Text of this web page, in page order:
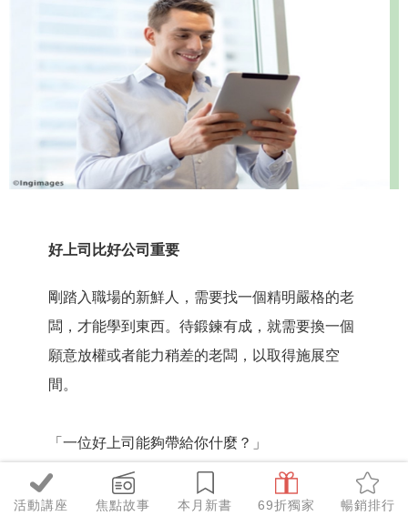
活動講座 焦點故事 本月新書 69折獨家 暢銷排行
好上司比好公司重要
剛踏入職場的新鮮人，需要找一個精明嚴格的老
闆，才能學到東西。待鍛鍊有成，就需要換一個
願意放權或者能力稍差的老闆，以取得施展空
間。
「一位好上司能夠帶給你什麼？」
「好上司的作用真的勝過一家好公司嗎？」